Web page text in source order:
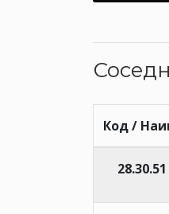
Код /
28.30.51